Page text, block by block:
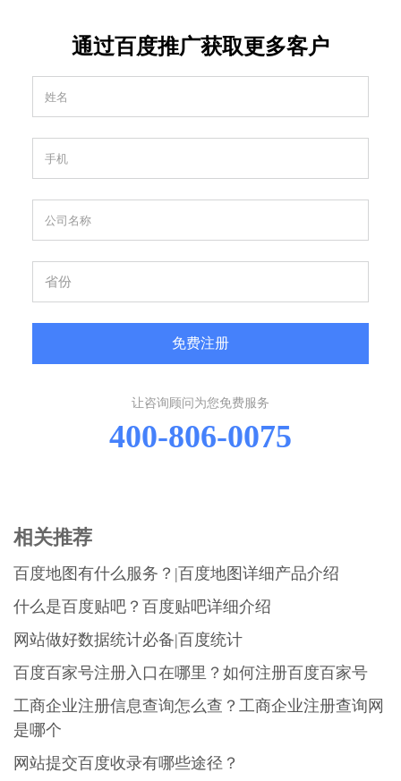
通过百度推广获取更多客户
免费注册
让咨询顾问为您免费服务
400-806-0075
相关推荐
百度地图有什么服务？|百度地图详细产品介绍
什么是百度贴吧？百度贴吧详细介绍
网站做好数据统计必备|百度统计
百度百家号注册入口在哪里？如何注册百度百家号
工商企业注册信息查询怎么查？工商企业注册查询网
是哪个
网站提交百度收录有哪些途径？